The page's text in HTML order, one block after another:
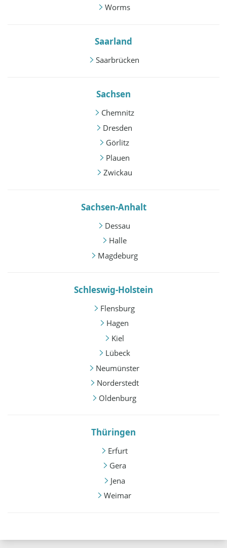
Worms
Saarland
Saarbrücken
Sachsen
Chemnitz
Dresden
Görlitz
Plauen
Zwickau
Sachsen-Anhalt
Dessau
Halle
Magdeburg
Schleswig-Holstein
Flensburg
Hagen
Kiel
Lübeck
Neumünster
Norderstedt
Oldenburg
Thüringen
Erfurt
Gera
Jena
Weimar